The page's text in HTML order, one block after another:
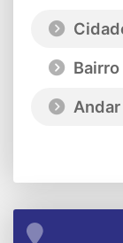
Bairro
Andar